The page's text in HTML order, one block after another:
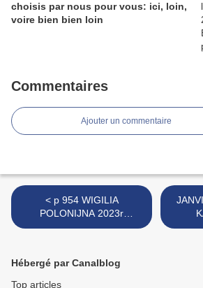
choisis par nous pour vous: ici, loin,
voire bien bien loin
Commentaires
Ajouter un commentaire
< p 954 WIGILIA
POLONIJNA 2023r
AMBASSADE de POLOGNE
Hébergé par Canalblog
Top articles